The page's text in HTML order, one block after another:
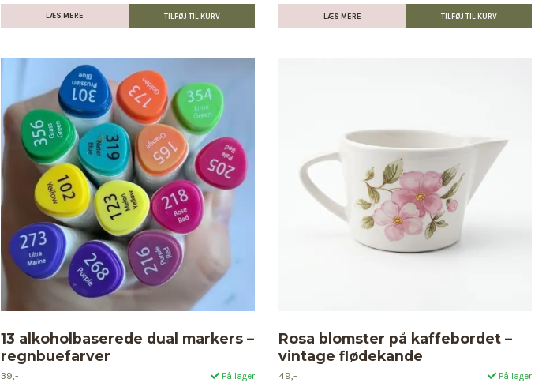
LÆS MERE LÆS MERE
13 alkoholbaserede dual markers –
regnbuefarver
39,- På lager
Rosa blomster på kaffebordet –
vintage flødekande
49,- På lager